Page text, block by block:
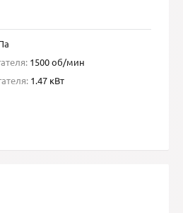
1500 об/мин
1.47 кВт